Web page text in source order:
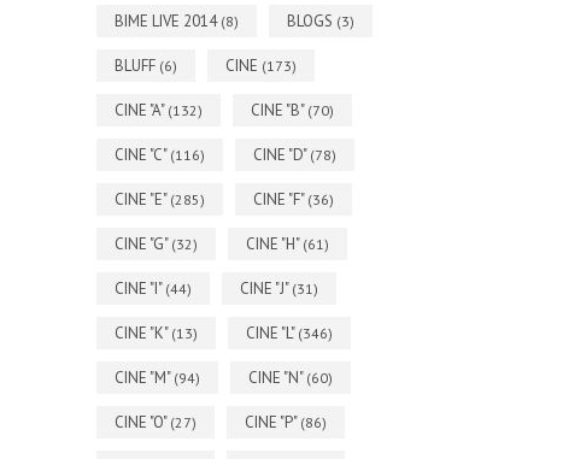
BIME LIVE 2014 (8) BLOGS (3)
BLUFF (6) CINE (173)
CINE "A" (132) CINE "B" (70)
CINE "C" (116) CINE "D" (78)
CINE "E" (285) CINE "F" (36)
CINE "G" (32) CINE "H" (61)
CINE "I" (44) CINE "J" (31)
CINE "K" (13) CINE "L" (346)
CINE "M" (94) CINE "N" (60)
CINE "O" (27) CINE "P" (86)